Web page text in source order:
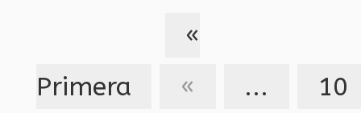
«
Primera
« ...
10